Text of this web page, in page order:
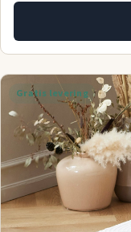
Gratis levering